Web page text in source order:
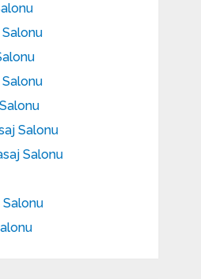
Salonu
Salonu
Salonu